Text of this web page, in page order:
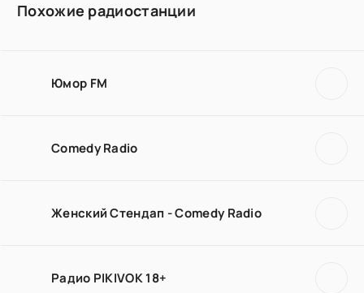
Похожие радиостанции
Юмор FM
Comedy Radio
Женский Стендап - Comedy Radio
Радио PIKIVOK 18+